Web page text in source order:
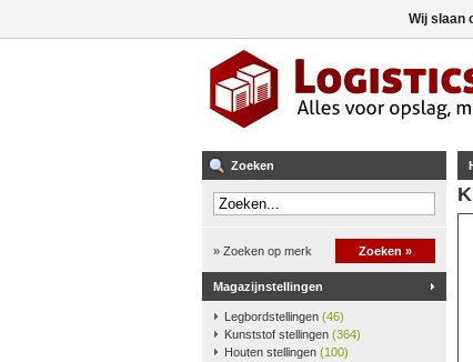
Zoeken
» Zoeken op merk Zoeken »
Magazijnstellingen
Legbordstellingen (46)
Kunststof stellingen (364)
Houten stellingen (100)
Wij slaan